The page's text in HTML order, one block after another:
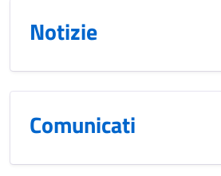
Notizie
Comunicati